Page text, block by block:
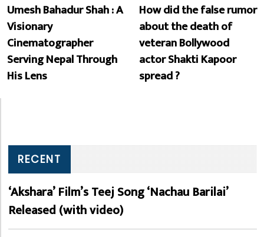
Umesh Bahadur Shah : A
Visionary
Cinematographer
Serving Nepal Through
His Lens
How did the false rumor
about the death of
veteran Bollywood
actor Shakti Kapoor
spread ?
RECENT
‘Akshara’ Film’s Teej Song ‘Nachau Barilai’
Released (with video)